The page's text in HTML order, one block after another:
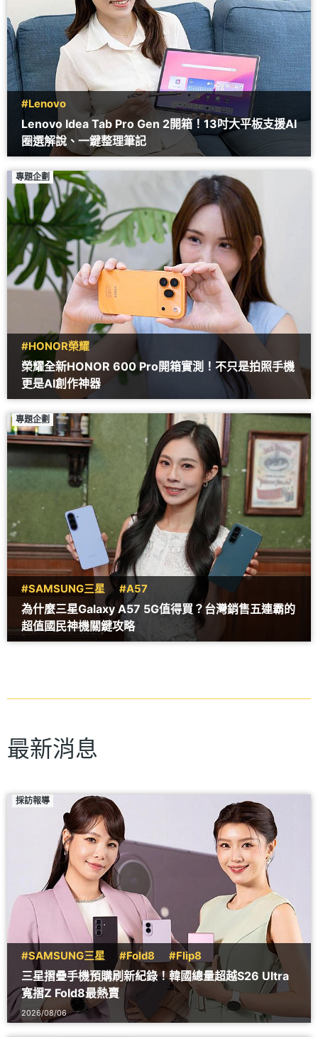
#Lenovo
Lenovo Idea Tab Pro Gen 2開箱！13吋大平板支援AI
圈選解說、一鍵整理筆記
專題企劃
#HONOR榮耀
榮耀全新HONOR 600 Pro開箱實測！不只是拍照手機
更是AI創作神器
專題企劃
#SAMSUNG三星 #A57
為什麼三星Galaxy A57 5G值得買？台灣銷售五連霸的
超值國民神機關鍵攻略
最新消息
採訪報導
#SAMSUNG三星 #Fold8 #Flip8
三星摺疊手機預購刷新紀錄！韓國總量超越S26 Ultra
寬摺Z Fold8最熱賣
2026/08/06